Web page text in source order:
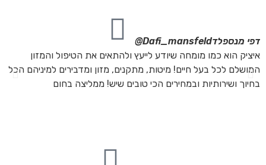
דפי מנספלדDafi_mansfeld@
איציק הוא כמו מומחה שיודע לייעץ ולהתאים את הטיפול והמזון
המושלם לכל בעל חיים! מיטות, מתקנים, מזון ומדבירים למיניהם הכל
בחיוך ושירותיות ובמחירים הכי טובים שיש! ממליצה בחום